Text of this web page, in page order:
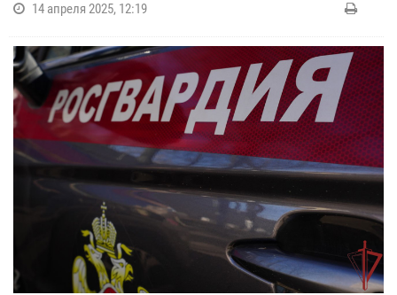
14 апреля 2025, 12:19